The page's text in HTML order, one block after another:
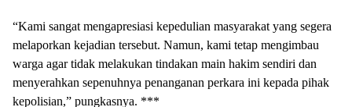
​“Kami sangat mengapresiasi kepedulian masyarakat yang segera
melaporkan kejadian tersebut. Namun, kami tetap mengimbau
warga agar tidak melakukan tindakan main hakim sendiri dan
menyerahkan sepenuhnya penanganan perkara ini kepada pihak
kepolisian,” pungkasnya. ***